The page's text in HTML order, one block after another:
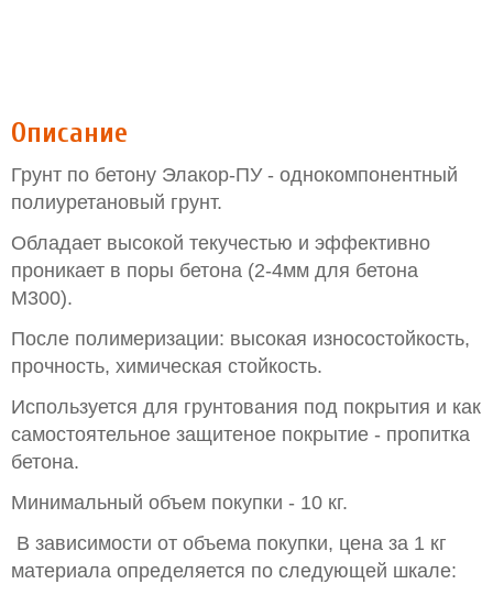
Описание
Грунт по бетону Элакор-ПУ - однокомпонентный
полиуретановый грунт.
Обладает высокой текучестью и эффективно
проникает в поры бетона (2-4мм для бетона
М300).
После полимеризации: высокая износостойкость,
прочность, химическая стойкость.
Используется для грунтования под покрытия и как
самостоятельное защитеное покрытие - пропитка
бетона.
Минимальный объем покупки - 10 кг.
В зависимости от объема покупки, цена за 1 кг
материала определяется по следующей шкале: